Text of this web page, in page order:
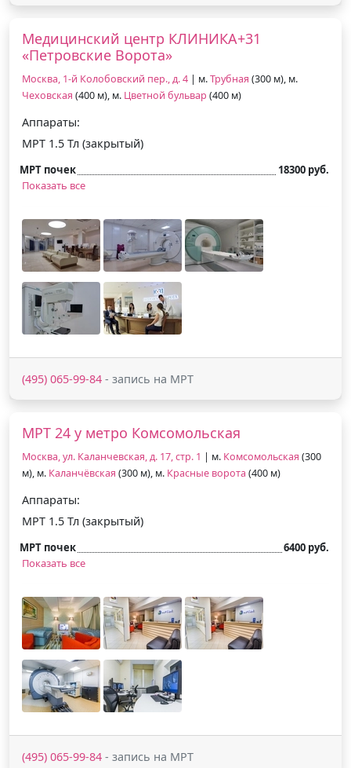
Медицинский центр КЛИНИКА+31
«Петровские Ворота»
Москва, 1-й Колобовский пер., д. 4 | м.Трубная (300 м), м.
Чеховская (400 м), м. Цветной бульвар (400 м)
Аппараты:
МРТ 1.5 Тл (закрытый)
МРТ почек
18300 руб.
Показать все
(495) 065-99-84 - запись на МРТ
МРТ 24 у метро Комсомольская
Москва, ул. Каланчевская, д. 17, стр. 1 | м. Комсомольская (300
м), м. Каланчёвская (300 м), м. Красные ворота (400 м)
Аппараты:
МРТ 1.5 Тл (закрытый)
МРТ почек
6400 руб.
Показать все
(495) 065-99-84 - запись на МРТ